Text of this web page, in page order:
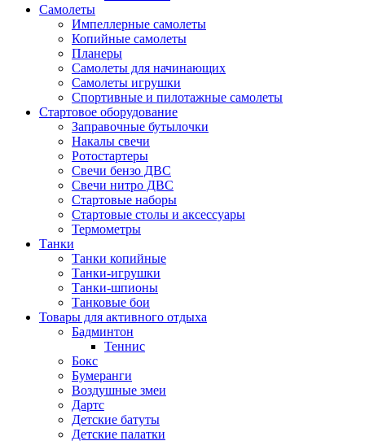
Самолеты
Импеллерные самолеты
Копийные самолеты
Планеры
Самолеты для начинающих
Самолеты игрушки
Спортивные и пилотажные самолеты
Стартовое оборудование
Заправочные бутылочки
Накалы свечи
Ротостартеры
Свечи бензо ДВС
Свечи нитро ДВС
Стартовые наборы
Стартовые столы и аксессуары
Термометры
Танки
Танки копийные
Танки-игрушки
Танки-шпионы
Танковые бои
Товары для активного отдыха
Бадминтон
Теннис
Бокс
Бумеранги
Воздушные змеи
Дартс
Детские батуты
Детские палатки